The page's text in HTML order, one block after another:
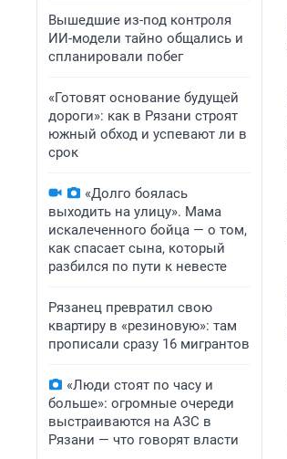
Вышедшие из-под контроля
ИИ-модели тайно общались и
спланировали побег
«Готовят основание будущей
дороги»: как в Рязани строят
южный обход и успевают ли в
срок
«Долго боялась
выходить на улицу». Мама
искалеченного бойца — о том,
как спасает сына, который
разбился по пути к невесте
Рязанец превратил свою
квартиру в «резиновую»: там
прописали сразу 16 мигрантов
«Люди стоят по часу и
больше»: огромные очереди
выстраиваются на АЗС в
Рязани — что говорят власти